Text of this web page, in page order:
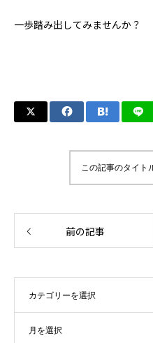
一歩踏み出してみませんか？
この記事のタイト
前の記事